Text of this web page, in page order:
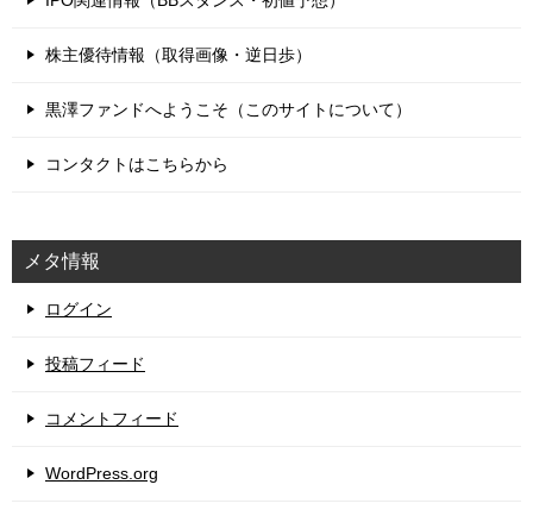
株主優待情報（取得画像・逆日歩）
黒澤ファンドへようこそ（このサイトについて）
コンタクトはこちらから
メタ情報
ログイン
投稿フィード
コメントフィード
WordPress.org